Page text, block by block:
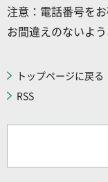
注意：電話番号をお
お間違えのないよう
トップページに戻る
RSS